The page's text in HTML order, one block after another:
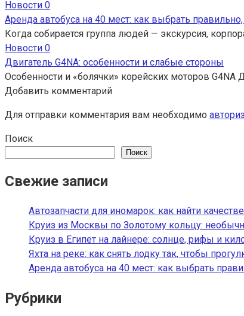
Новости 0
Аренда автобуса на 40 мест: как выбрать
Когда собирается группа людей — экскурсия,
Новости 0
Двигатель G4NA: особенности и слабые стороны
Особенности и «болячки» корейских моторов
Добавить комментарий
Для отправки комментария вам необходимо
Поиск
Поиск
Свежие записи
Автозапчасти для иномарок: как найти
Круиз из Москвы по Золотому кольцу:
Круиз в Египет на лайнере: солнце, рифы и
Яхта на реке: как снять лодку так, чтобы
Аренда автобуса на 40 мест: как выбрать
Рубрики